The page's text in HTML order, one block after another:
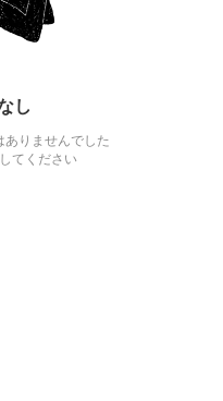
し
ありませんでした
てください